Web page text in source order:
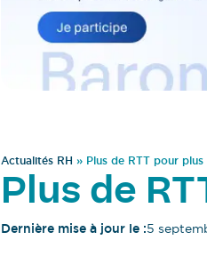
Actualités RH » Plus de RTT pour
Plus de
Dernière mise à jour le :5